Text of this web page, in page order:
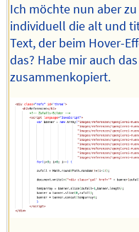
Ich möchte nun aber
individuell die alt und
Text, der beim Hover-
das? Habe mir auch
zusammenkopiert.